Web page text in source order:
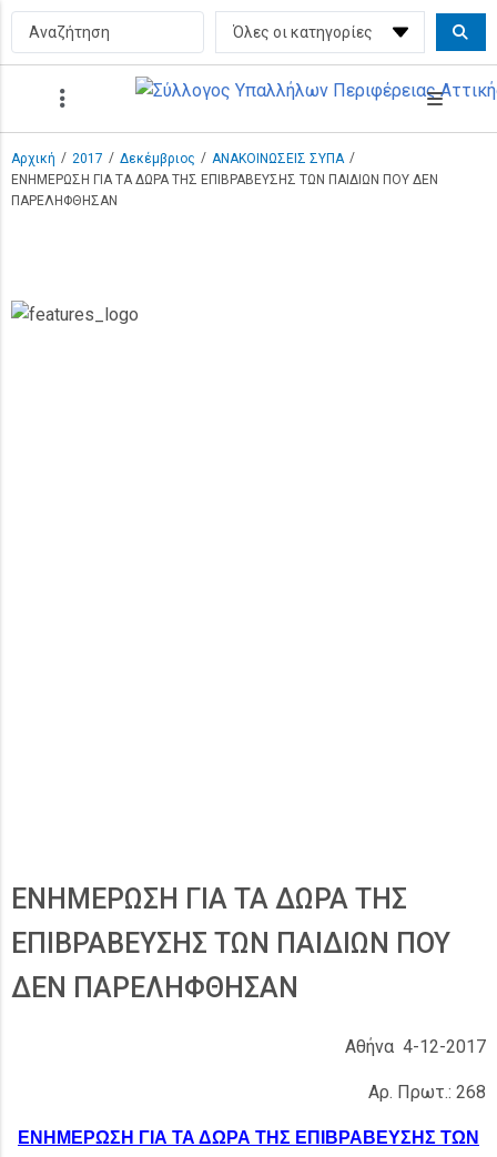
Αρχική / 2017 / Δεκέμβριος / ΑΝΑΚΟΙΝΩΣΕΙΣ ΣΥΠΑ /
ΕΝΗΜΕΡΩΣΗ ΓΙΑ ΤΑ ΔΩΡΑ ΤΗΣ ΕΠΙΒΡΑΒΕΥΣΗΣ ΤΩΝ ΠΑΙΔΙΩΝ ΠΟΥ ΔΕΝ
ΠΑΡΕΛΗΦΘΗΣΑΝ
ΕΝΗΜΕΡΩΣΗ ΓΙΑ ΤΑ ΔΩΡΑ ΤΗΣ
ΕΠΙΒΡΑΒΕΥΣΗΣ ΤΩΝ ΠΑΙΔΙΩΝ ΠΟΥ
ΔΕΝ ΠΑΡΕΛΗΦΘΗΣΑΝ
Αθήνα 4-12-2017
Αρ. Πρωτ.: 268
ΕΝΗΜΕΡΩΣΗ ΓΙΑ ΤΑ ΔΩΡΑ ΤΗΣ ΕΠΙΒΡΑΒΕΥΣΗΣ ΤΩΝ